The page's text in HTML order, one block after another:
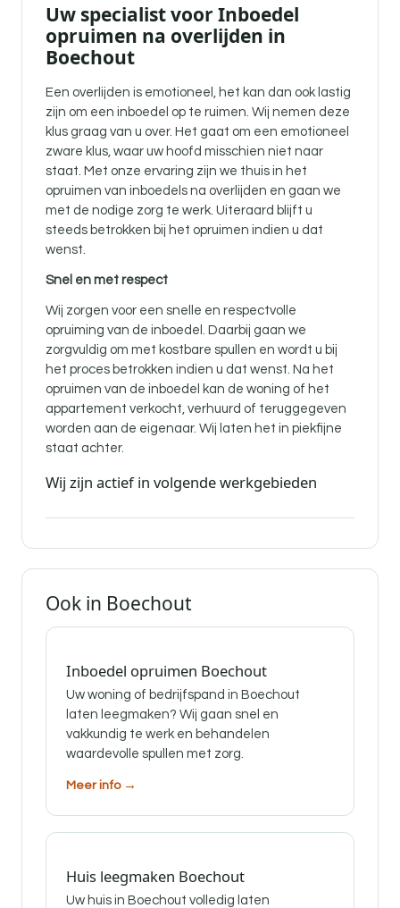
Uw specialist voor Inboedel
opruimen na overlijden in
Boechout
Een overlijden is emotioneel, het kan dan ook lastig
zijn om een inboedel op te ruimen. Wij nemen deze
klus graag van u over. Het gaat om een emotioneel
zware klus, waar uw hoofd misschien niet naar
staat. Met onze ervaring zijn we thuis in het
opruimen van inboedels na overlijden en gaan we
met de nodige zorg te werk. Uiteraard blijft u
steeds betrokken bij het opruimen indien u dat
wenst.
Snel en met respect
Wij zorgen voor een snelle en respectvolle
opruiming van de inboedel. Daarbij gaan we
zorgvuldig om met kostbare spullen en wordt u bij
het proces betrokken indien u dat wenst. Na het
opruimen van de inboedel kan de woning of het
appartement verkocht, verhuurd of teruggegeven
worden aan de eigenaar. Wij laten het in piekfijne
staat achter.
Wij zijn actief in volgende werkgebieden
Ook in Boechout
Inboedel opruimen Boechout
Uw woning of bedrijfspand in Boechout
laten leegmaken? Wij gaan snel en
vakkundig te werk en behandelen
waardevolle spullen met zorg.
Meer info →
Huis leegmaken Boechout
Uw huis in Boechout volledig laten